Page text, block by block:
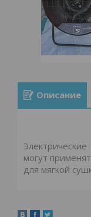
Описание
могут
для мягкой